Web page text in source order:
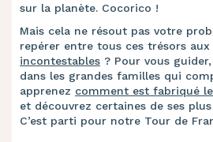
sur la planète. Cocorico !
Mais cela ne résout pas votre
repérer entre tous ces trésors aux
incontestables ? Pour vous
dans les grandes familles qui
apprenez comment est fabriqué
et découvrez certaines de ses
C’est parti pour notre Tour de